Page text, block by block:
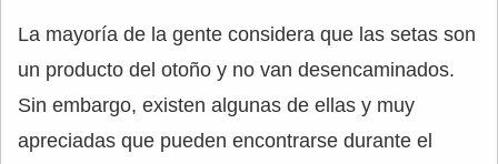
La mayoría de la gente considera que las setas son
un producto del otoño y no van desencaminados.
Sin embargo, existen algunas de ellas y muy
apreciadas que pueden encontrarse durante el